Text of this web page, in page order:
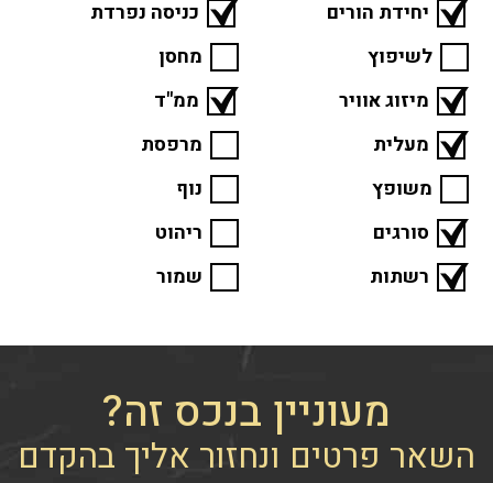
יחידת הורים
כניסה נפרדת
לשיפוץ
מחסן
מיזוג אוויר
ממ"ד
מעלית
מרפסת
משופץ
נוף
סורגים
ריהוט
רשתות
שמור
מעוניין בנכס זה?
השאר פרטים ונחזור אליך בהקדם